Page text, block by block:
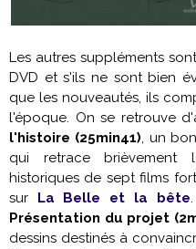
Les autres suppléments
DVD et s'ils ne sont bien
que les nouveautés, ils
l'époque. On se retrouve
l'histoire (25min41), un
qui retrace brièvement
historiques de sept films
sur La Belle et la bête
Présentation du projet
dessins destinés à